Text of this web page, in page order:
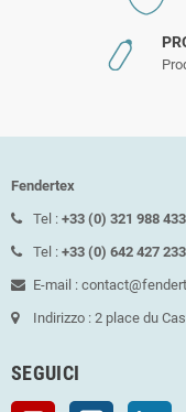
Fendertex
Tel : +33 (0) 321 988 433
Tel : +33 (0) 642 427 233
E-mail :
Indirizzo : 2 place du
SEGUICI